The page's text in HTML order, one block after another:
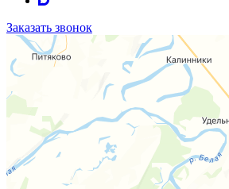
Заказать звонок